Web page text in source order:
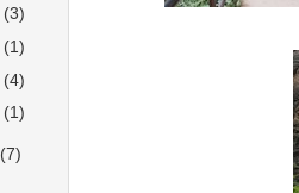
(3)
(1)
(4)
(1)
(7)